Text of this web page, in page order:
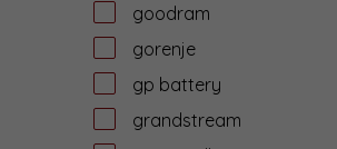
goodram
gorenje
gp battery
grandstream